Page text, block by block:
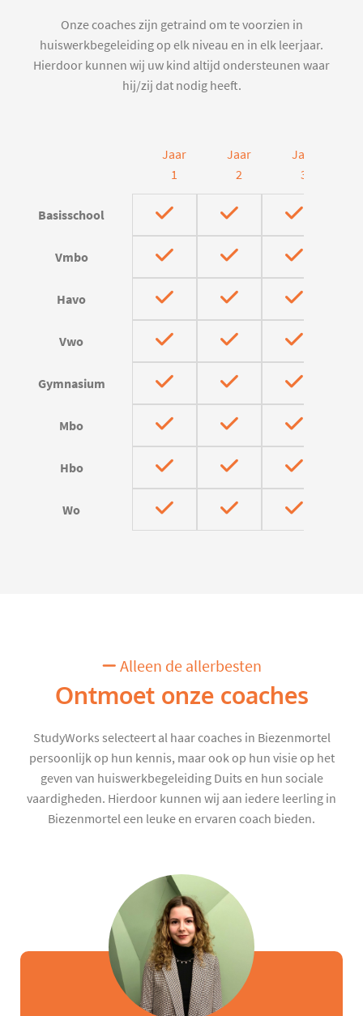
Onze coaches zijn getraind om te voorzien in
huiswerkbegeleiding op elk niveau en in elk leerjaar.
Hierdoor kunnen wij uw kind altijd ondersteunen waar
hij/zij dat nodig heeft.
Jaar
1
Jaar
2
Jaar
3
Basisschool
Vmbo
Havo
Vwo
Gymnasium
Mbo
Hbo
Wo
Alleen de allerbesten
Ontmoet onze coaches
StudyWorks selecteert al haar coaches in Biezenmortel
persoonlijk op hun kennis, maar ook op hun visie op het
geven van huiswerkbegeleiding Duits en hun sociale
vaardigheden. Hierdoor kunnen wij aan iedere leerling in
Biezenmortel een leuke en ervaren coach bieden.